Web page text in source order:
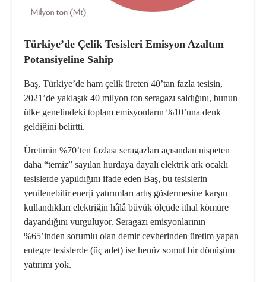
Türkiye’de Çelik Tesisleri Emisyon Azaltım
Potansiyeline Sahip
Baş, Türkiye’de ham çelik üreten 40’tan fazla tesisin,
2021’de yaklaşık 40 milyon ton seragazı saldığını, bunun
ülke genelindeki toplam emisyonların %10’una denk
geldiğini belirtti.
Üretimin %70’ten fazlası seragazları açısından nispeten
daha “temiz” sayılan hurdaya dayalı elektrik ark ocaklı
tesislerde yapıldığını ifade eden Baş, bu tesislerin
yenilenebilir enerji yatırımları artış göstermesine karşın
kullandıkları elektriğin hâlâ büyük ölçüde ithal kömüre
dayandığını vurguluyor. Seragazı emisyonlarının
%65’inden sorumlu olan demir cevherinden üretim yapan
entegre tesislerde (üç adet) ise henüz somut bir dönüşüm
yatırımı yok.